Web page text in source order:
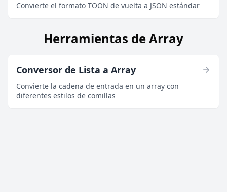
Convierte el formato TOON de vuelta a JSON estándar
Herramientas de Array
Conversor de Lista a Array
Convierte la cadena de entrada en un array con
diferentes estilos de comillas